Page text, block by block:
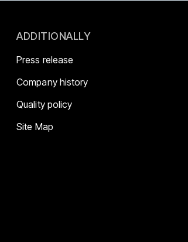
ADDITIONALLY
Press release
Company history
Quality policy
Site Map